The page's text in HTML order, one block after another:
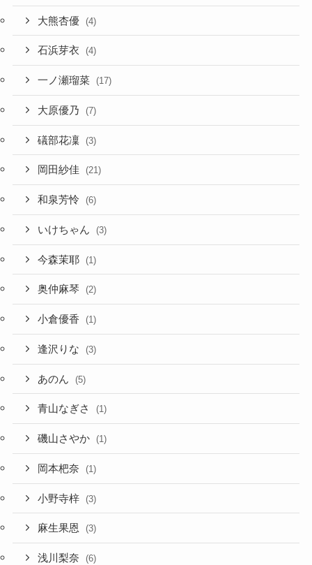
大熊杏優 (4)
石浜芽衣 (4)
一ノ瀬瑠菜 (17)
大原優乃 (7)
礒部花凜 (3)
岡田紗佳 (21)
和泉芳怜 (6)
いけちゃん (3)
今森茉耶 (1)
奥仲麻琴 (2)
小倉優香 (1)
逢沢りな (3)
あのん (5)
青山なぎさ (1)
磯山さやか (1)
岡本杷奈 (1)
小野寺梓 (3)
麻生果恩 (3)
浅川梨奈 (6)